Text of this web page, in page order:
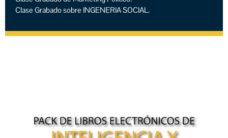
Clase Grabado sobre INGENERIA SOCIAL.